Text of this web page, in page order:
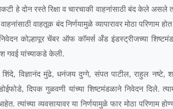
हे दोन रस्ते रिक्षा व चारचाकी वाहनांसाठी बंद केले असले
वाहतूक बंद निर्णयामुळे व्यापारावर मोठा परिणाम
कोल्हापूर चेंबर ऑफ कॉमर्स अँड इंडस्ट्रीजच्या
गवई यांच्याकडे केली.
विज्ञानंद मुंढे, धनंजय दुग्गे, संपत पाटील, राहुल नष्टे,
दिपक गुळवणी यांच्या शिष्टमंडळाने निवेदन दिले.
त्यांच्या व्यवसायावर या निर्णयामुळे फार मोठा परिणाम